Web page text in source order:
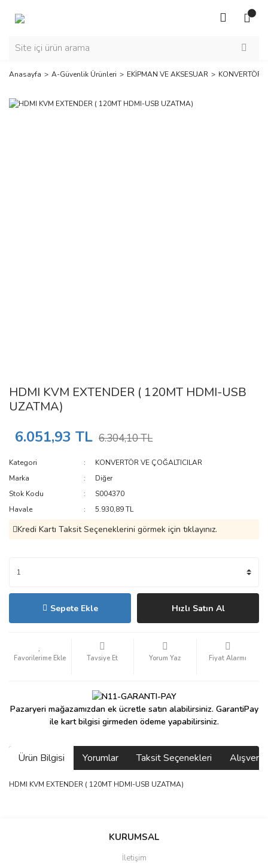
Anasayfa A-Güvenlik Ürünleri EKİPMAN VE AKSESUAR KONVERTÖR
HDMI KVM EXTENDER ( 120MT HDMI-USB
UZATMA)
6.051,93 TL 6.304,10 TL
Kategori
KONVERTÖR VE ÇOĞALTICILAR
Marka
Diğer
Stok Kodu
S004370
Havale
5.930,89 TL
Kredi Kartı Taksit Seçeneklerini görmek için tıklayınız.
Sepete Ekle Hızlı Satın Al
Tavsiye Et Yorum Yaz Fiyat Alarmı
Pazaryeri mağazamızdan ek ücretle satın alabilirsiniz. GarantiPay
ile kart bilgisi girmeden ödeme yapabilirsiniz.
Ürün Bilgisi Yorumlar Taksit Seçenekleri
HDMI KVM EXTENDER ( 120MT HDMI-USB UZATMA)
Bu ürüne ilk yorumu siz yapın!
KURUMSAL
İletişim